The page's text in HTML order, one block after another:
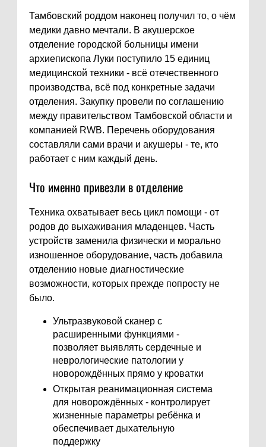
Тамбовский роддом наконец получил то, о чём
медики давно мечтали. В акушерское
отделение городской больницы имени
архиепископа Луки поступило 15 единиц
медицинской техники - всё отечественного
производства, всё под конкретные задачи
отделения. Закупку провели по соглашению
между правительством Тамбовской области и
компанией RWB. Перечень оборудования
составляли сами врачи и акушеры - те, кто
работает с ним каждый день.
Что именно привезли в отделение
Техника охватывает весь цикл помощи - от
родов до выхаживания младенцев. Часть
устройств заменила физически и морально
изношенное оборудование, часть добавила
отделению новые диагностические
возможности, которых прежде попросту не
было.
Ультразвуковой сканер с
расширенными функциями -
позволяет выявлять сердечные и
неврологические патологии у
новорождённых прямо у кроватки
Открытая реанимационная система
для новорождённых - контролирует
жизненные параметры ребёнка и
обеспечивает дыхательную
поддержку